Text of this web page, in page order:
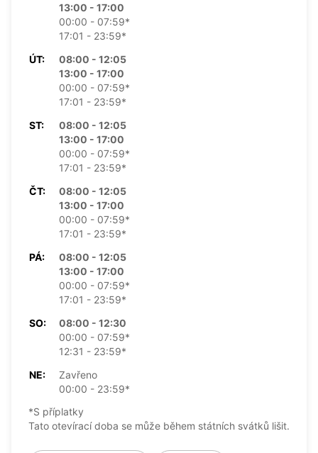
13:00 - 17:00
00:00 - 07:59*
17:01 - 23:59*
ÚT:
08:00 - 12:05
13:00 - 17:00
00:00 - 07:59*
17:01 - 23:59*
ST:
08:00 - 12:05
13:00 - 17:00
00:00 - 07:59*
17:01 - 23:59*
ČT:
08:00 - 12:05
13:00 - 17:00
00:00 - 07:59*
17:01 - 23:59*
PÁ:
08:00 - 12:05
13:00 - 17:00
00:00 - 07:59*
17:01 - 23:59*
SO:
08:00 - 12:30
00:00 - 07:59*
12:31 - 23:59*
NE:
Zavřeno
00:00 - 23:59*
*S příplatky
Tato otevírací doba se může během státních svátků lišit.